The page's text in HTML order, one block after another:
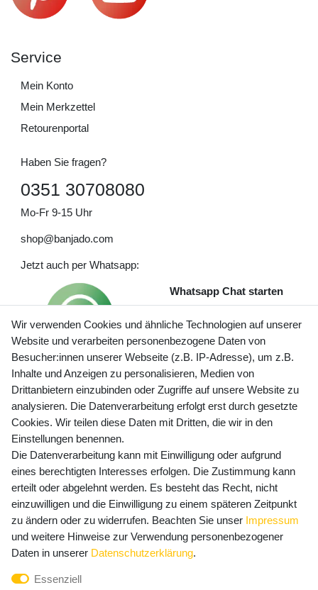
Service
Mein Konto
Mein Merkzettel
Retourenportal
Haben Sie fragen?
0351 30708080
Mo-Fr 9-15 Uhr
shop@banjado.com
Jetzt auch per Whatsapp:
Whatsapp Chat starten
Preisangaben inkl. gesetzl. MwSt. und zzgl. Service- und
Versandkosten
Newsletter Anmeldung - Keine Angebote
mehr verpassen!
E-MAIL **
Newsletter
Honig
Hiermit bestätige ich, dass ich dieDaten­schutz­erklärung
widerrufen.**
Wir verwenden Cookies und ähnliche Technologien auf unserer
Website und verarbeiten personenbezogene Daten von
Besucher:innen unserer Webseite (z.B. IP-Adresse), um z.B.
Inhalte und Anzeigen zu personalisieren, Medien von
Drittanbietern einzubinden oder Zugriffe auf unsere Website zu
analysieren. Die Datenverarbeitung erfolgt erst durch gesetzte
Cookies. Wir teilen diese Daten mit Dritten, die wir in den
Einstellungen benennen.
Die Datenverarbeitung kann mit Einwilligung oder aufgrund
eines berechtigten Interesses erfolgen. Die Zustimmung kann
erteilt oder abgelehnt werden. Es besteht das Recht, nicht
einzuwilligen und die Einwilligung zu einem späteren Zeitpunkt
zu ändern oder zu widerrufen. Beachten Sie unser Impressum
und weitere Hinweise zur Verwendung personenbezogener
Daten in unserer Daten­schutz­erklärung.
Essenziell